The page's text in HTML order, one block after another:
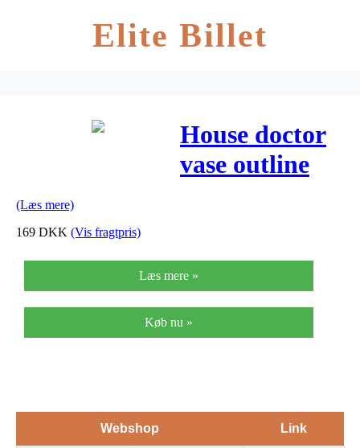
Elite Billet
House doctor
vase outline
(Læs mere)
169 DKK (Vis fragtpris)
Læs mere »
Køb nu »
Webshop Link